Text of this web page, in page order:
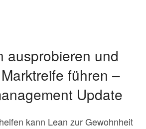
ausprobieren und
führen –
Update
kann Lean zur Gewohnheit